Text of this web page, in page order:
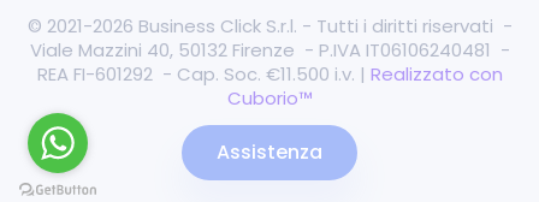
© 2021-2026 Business Click S.r.l. - Tutti i diritti riservati -
Viale Mazzini 40, 50132 Firenze - P.IVA IT06106240481 -
REA FI-601292 - Cap. Soc. €11.500 i.v. | Realizzato con
Cuborio™
Assistenza